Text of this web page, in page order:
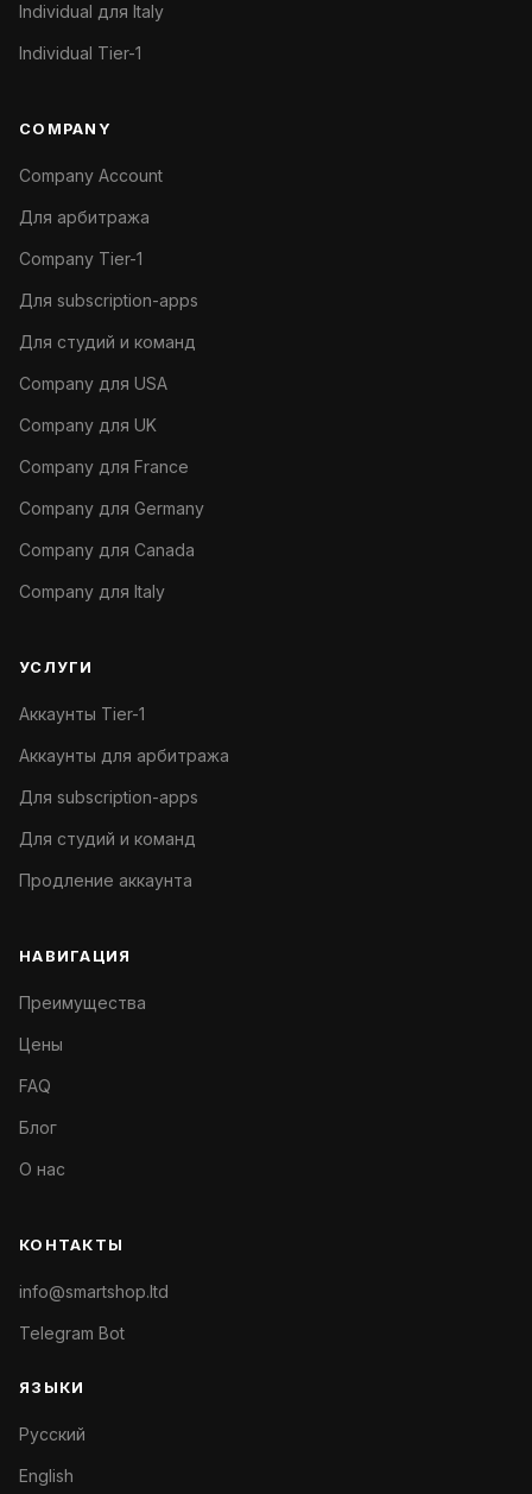
Individual для Italy
Individual Tier-1
COMPANY
Company Account
Для арбитража
Company Tier-1
Для subscription-apps
Для студий и команд
Company для USA
Company для UK
Company для France
Company для Germany
Company для Canada
Company для Italy
УСЛУГИ
Аккаунты Tier-1
Аккаунты для арбитража
Для subscription-apps
Для студий и команд
Продление аккаунта
НАВИГАЦИЯ
Преимущества
Цены
FAQ
Блог
О нас
КОНТАКТЫ
info@smartshop.ltd
Telegram Bot
ЯЗЫКИ
Русский
English